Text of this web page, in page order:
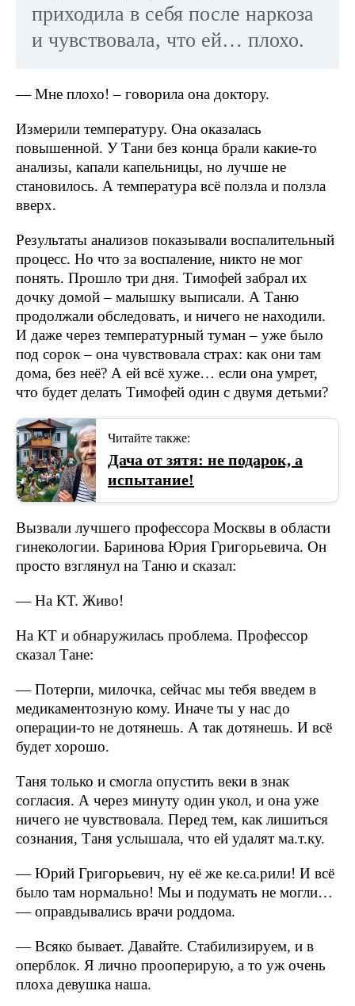
приходила в себя после наркоза
и чувствовала, что ей… плохо.
— Мне плохо! – говорила она доктору.
Измерили температуру. Она оказалась
повышенной. У Тани без конца брали какие-то
анализы, капали капельницы, но лучше не
становилось. А температура всё ползла и ползла
вверх.
Результаты анализов показывали воспалительный
процесс. Но что за воспаление, никто не мог
понять. Прошло три дня. Тимофей забрал их
дочку домой – малышку выписали. А Таню
продолжали обследовать, и ничего не находили.
И даже через температурный туман – уже было
под сорок – она чувствовала страх: как они там
дома, без неё? А ей всё хуже… если она умрет,
что будет делать Тимофей один с двумя детьми?
Читайте также:
Дача от зятя: не подарок, а
испытание!
Вызвали лучшего профессора Москвы в области
гинекологии. Баринова Юрия Григорьевича. Он
просто взглянул на Таню и сказал:
— На КТ. Живо!
На КТ и обнаружилась проблема. Профессор
сказал Тане:
— Потерпи, милочка, сейчас мы тебя введем в
медикаментозную кому. Иначе ты у нас до
операции-то не дотянешь. А так дотянешь. И всё
будет хорошо.
Таня только и смогла опустить веки в знак
согласия. А через минуту один укол, и она уже
ничего не чувствовала. Перед тем, как лишиться
сознания, Таня услышала, что ей удалят ма.т.ку.
— Юрий Григорьевич, ну её же ке.са.рили! И всё
было там нормально! Мы и подумать не могли…
— оправдывались врачи роддома.
— Всяко бывает. Давайте. Стабилизируем, и в
оперблок. Я лично прооперирую, а то уж очень
плоха девушка наша.